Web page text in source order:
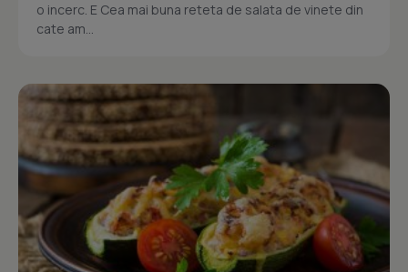
o incerc. E Cea mai buna reteta de salata de vinete din
cate am...